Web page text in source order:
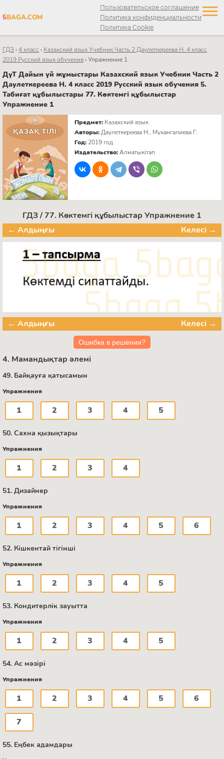
5BAGA.COM
Пользовательское соглашение
Политика конфиденциальности
Политика Cookie
ГДЗ ›4 класс › Казахский язык Учебник Часть 2 Даулеткереева Н. 4 класс
2019 Русский язык обучения›Упражнение 1
ДүТ Дайын үй жұмыстары Казахский язык Учебник Часть 2
Даулеткереева Н. 4 класс 2019 Русский язык обучения 5.
Табиғат құбылыстары 77. Көктемгі құбылыстар
Упражнение 1
Предмет: Казахский язык
Авторы:Даулеткереева Н., Мухангалиева Г.
Год: 2019 год
Издательство:Алматыкітап
ГДЗ / 77. Көктемгі құбылыстар Упражнение 1
← Алдыңғы
Келесі →
← Алдыңғы Келесі →
Ошибка в решении?
4. Мамандықтар әлемі
49. Байқауға қатысамын
Упражнения
1 2 3 4 5
50. Сахна қызықтары
Упражнения
1 2 3 4
51. Дизайнер
Упражнения
1 2 3 4 5 6
52. Кішкентай тігінші
Упражнения
1 2 3 4 5
53. Кондитерлік зауытта
Упражнения
1 2 3 4 5
54. Ас мәзірі
Упражнения
1 2 3 4 5 6
7
55. Еңбек адамдары